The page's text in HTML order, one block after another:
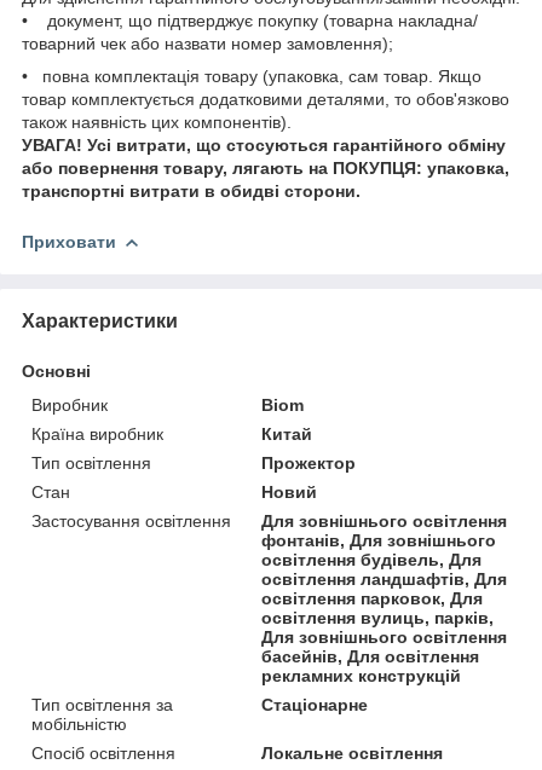
• документ, що підтверджує покупку (товарна накладна/
товарний чек або назвати номер замовлення);
• повна комплектація товару (упаковка, сам товар. Якщо
товар комплектується додатковими деталями, то обов'язково
також наявність цих компонентів).
УВАГА! Усі витрати, що стосуються гарантійного обміну
або повернення товару, лягають на ПОКУПЦЯ: упаковка,
транспортні витрати в обидві сторони.
Приховати
Характеристики
Основні
Виробник
Biom
Країна виробник
Китай
Тип освітлення
Прожектор
Стан
Новий
Застосування освітлення
Для зовнішнього освітлення
фонтанів, Для зовнішнього
освітлення будівель, Для
освітлення ландшафтів, Для
освітлення парковок, Для
освітлення вулиць, парків,
Для зовнішнього освітлення
басейнів, Для освітлення
рекламних конструкцій
Тип освітлення за
мобільністю
Стаціонарне
Спосіб освітлення
Локальне освітлення